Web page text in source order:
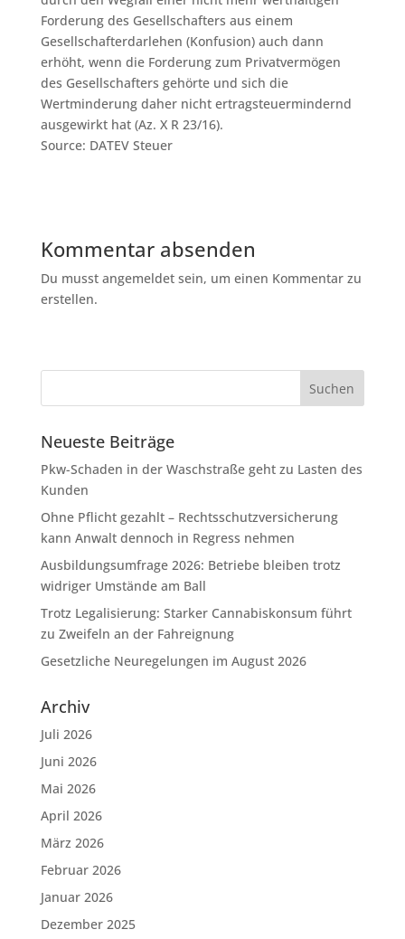
Forderung des Gesellschafters aus einem
Gesellschafterdarlehen (Konfusion) auch dann
erhöht, wenn die Forderung zum Privatvermögen
des Gesellschafters gehörte und sich die
Wertminderung daher nicht ertragsteuermindernd
ausgewirkt hat (Az. X R 23/16).
Source: DATEV Steuer
Kommentar absenden
Du musst angemeldet sein, um einen Kommentar zu
erstellen.
Neueste Beiträge
Pkw-Schaden in der Waschstraße geht zu Lasten des
Kunden
Ohne Pflicht gezahlt – Rechtsschutzversicherung
kann Anwalt dennoch in Regress nehmen
Ausbildungsumfrage 2026: Betriebe bleiben trotz
widriger Umstände am Ball
Trotz Legalisierung: Starker Cannabiskonsum führt
zu Zweifeln an der Fahreignung
Gesetzliche Neuregelungen im August 2026
Archiv
Juli 2026
Juni 2026
Mai 2026
April 2026
März 2026
Februar 2026
Januar 2026
Dezember 2025